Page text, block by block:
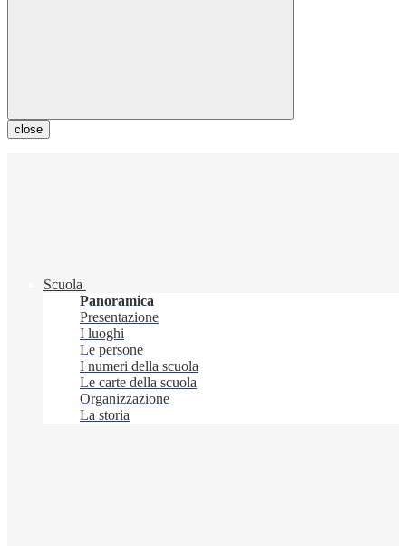
close
Scuola
Panoramica
Presentazione
I luoghi
Le persone
I numeri della scuola
Le carte della scuola
Organizzazione
La storia